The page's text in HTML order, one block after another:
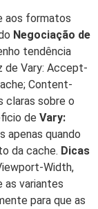
aos formatos
Negociação de
tendência
de Vary: Accept-
Content-
claras sobre o
de Vary:
apenas quando
da cache. Dicas
Width,
as variantes
para que as